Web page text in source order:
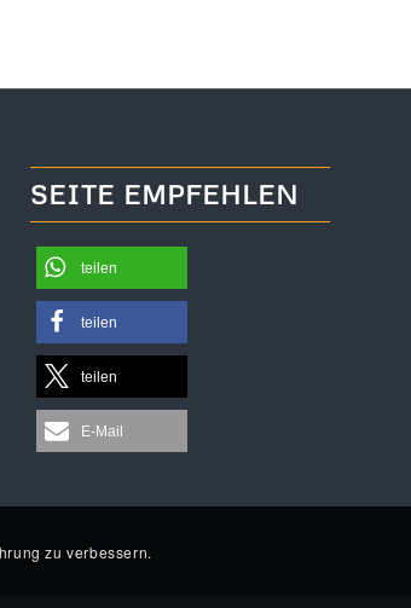
SEITE EMPFEHLEN
teilen
teilen
teilen
E-Mail
zu verbessern.